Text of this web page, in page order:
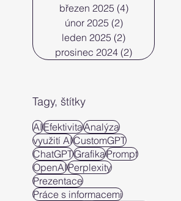
březen 2025 (4)4 příspěvky
únor 2025 (2)2 příspěvky
leden 2025 (2)
prosinec 2024 (2) 2 příspěvky
Tagy, štítky
AIEfektivitaAnalýza
využití AICustomGPT
ChatGPTGrafikaPrompt
OpenAIPerplexity
Prezentace
Práce s informacemi